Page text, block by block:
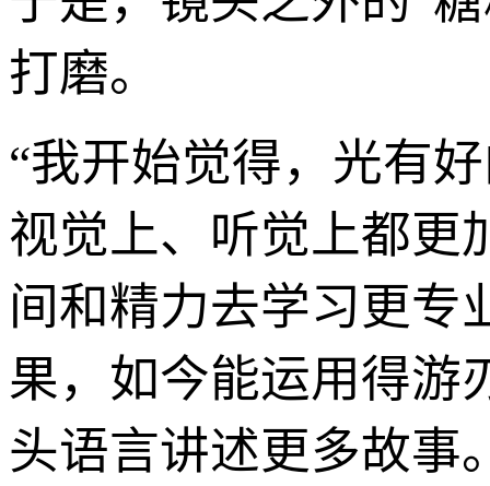
打磨。
“我开始觉得，光有
视觉上、听觉上都更
间和精力去学习更专
果，如今能运用得游
头语言讲述更多故事